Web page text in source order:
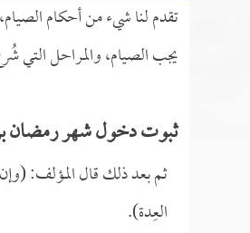
تقدم لنا شيء من أحكام
يجب الصيام، والمراحل التي
ثبوت دخول شهر رمضان
ثم بعد ذلك قال المؤلف: (وإن
العِدة).